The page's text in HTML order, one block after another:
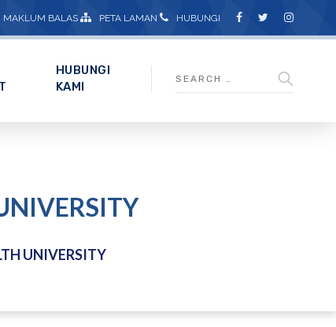
MAKLUM BALAS PETA LAMAN HUBUNGI
HUBUNGI
KAMI
UNIVERSITY